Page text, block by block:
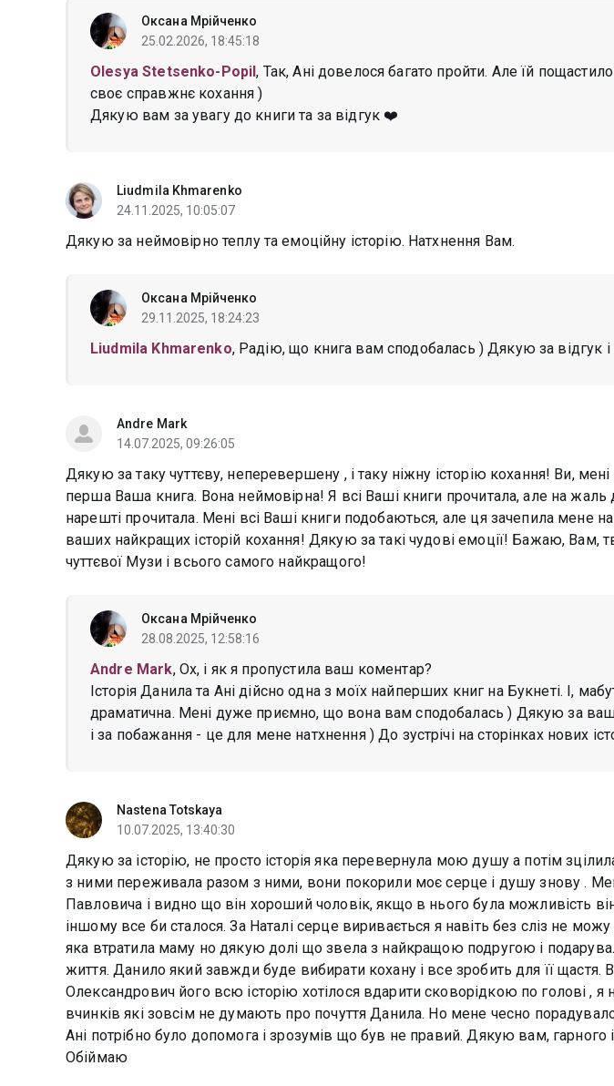
Оксана Мрійченко
25.02.2026, 18:45:18
Olesya Stetsenko-Popil, Так, Ані довелося багато пройти. Але їй
своє справжнє кохання )
Дякую вам за увагу до книги та за відгук ❤️
Liudmila Khmarenko
24.11.2025, 10:05:07
Дякую за неймовірно теплу та емоційну історію. Натхнення Вам.
Оксана Мрійченко
29.11.2025, 18:24:23
Liudmila Khmarenko, Радію, що книга вам сподобалась ) Дякую за відгук
Andre Mark
14.07.2025, 09:26:05
Дякую за таку чуттєву, неперевершену , і таку ніжну історію кохання! Ви,
перша Ваша книга. Вона неймовірна! Я всі Ваші книги прочитала, але на жаль
нарешті прочитала. Мені всі Ваші книги подобаються, але ця зачепила мене
ваших найкращих історій кохання! Дякую за такі чудові емоції! Бажаю, Вам,
чуттєвої Музи і всього самого найкращого!
Оксана Мрійченко
28.08.2025, 12:58:16
Andre Mark, Ох, і як я пропустила ваш коментар?
Історія Данила та Ані дійсно одна з моїх найперших книг на Букнеті. І,
драматична. Мені дуже приємно, що вона вам сподобалась ) Дякую за
і за побажання - це для мене натхнення ) До зустрічі на сторінках нових
Nastena Totskaya
10.07.2025, 13:40:30
Дякую за історію, не просто історія яка перевернула мою душу а потім
з ними переживала разом з ними, вони покорили моє серце і душу знову .
Павловича і видно що він хороший чоловік, якщо в нього була можливість
іншому все би сталося. За Наталі серце виривається я навіть без сліз не
яка втратила маму но дякую долі що звела з найкращою подругою і
життя. Данило який завжди буде вибирати кохану і все зробить для її щастя.
Олександрович його всю історію хотілося вдарити сковорідкою по голові , я
вчинків які зовсім не думають про почуття Данила. Но мене чесно
Ані потрібно було допомога і зрозумів що був не правий. Дякую вам, гарного
Обіймаю